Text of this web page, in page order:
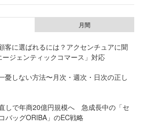
月間
客に選ばれるには？アクセンチュアに聞
ージェンティックコマース」対応
憂しない方法〜月次・週次・日次の正し
しで年商20億円規模へ 急成長中の「セ
バッグORIBA」のEC戦略